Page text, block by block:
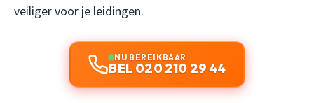
veiliger voor je leidingen.
NU BEREIKBAAR
BEL 020 210 29 44